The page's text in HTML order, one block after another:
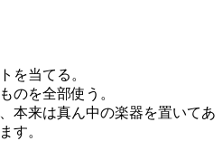
を当てる。
のを全部使う。
本来は真ん中の楽器を置いてあ
す。